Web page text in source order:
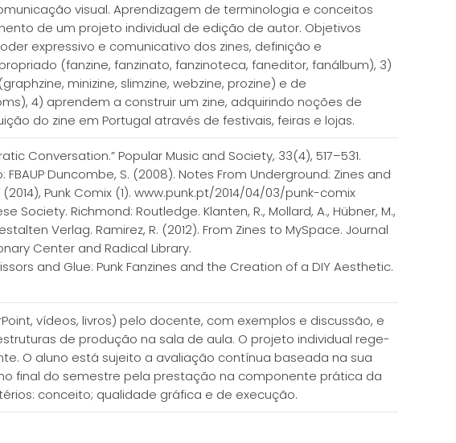
visual. Aprendizagem de terminologia e conceitos
de um projeto individual de edição de autor. Objetivos
expressivo e comunicativo dos zines, definição e
(fanzine, fanzinato, fanzinoteca, faneditor, fanálbum), 3)
minizine, slimzine, webzine, prozine) e de
4) aprendem a construir um zine, adquirindo noções de
do zine em Portugal através de festivais, feiras e lojas.
Conversation.” Popular Music and Society, 33(4), 517–531.
Duncombe, S. (2008). Notes From Underground: Zines and
Punk Comix (1). www.punk.pt/2014/04/03/punk-comix
Richmond: Routledge. Klanten, R., Mollard, A., Hübner, M.,
Verlag. Ramirez, R. (2012). From Zines to MySpace. Journal
Center and Radical Library.
and Glue: Punk Fanzines and the Creation of a DIY Aesthetic.
vídeos, livros) pelo docente, com exemplos e discussão, e
de produção na sala de aula. O projeto individual rege-
O aluno está sujeito a avaliação contínua baseada na sua
final do semestre pela prestação na componente prática da
conceito; qualidade gráfica e de execução.